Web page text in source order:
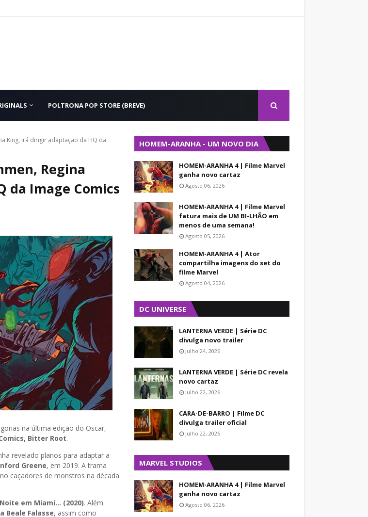
POLTRONA POP STORE (BREVE)
King, irá dirigir adaptação da HQ da
Regina
da Image Comics
na última edição do Oscar,
Bitter Root.
revelado planos para adaptar a
Greene, em 2019. A trama
caçadores de monstros na década
em Miami... (2020). Além
Beale Falasse, assim como
HOMEM-ARANHA - UM NOVO DIA
HOMEM-ARANHA 4 | Filme Marvel
ganha novo cartaz
Agosto 06, 2026
HOMEM-ARANHA 4 | Filme Marvel
fatura mais de UM BI-LHÃO em
menos de uma semana!
Agosto 05, 2026
HOMEM-ARANHA 4 | Ator
compartilha imagens do set do
filme Marvel
Agosto 04, 2026
DC UNIVERSE
LANTERNA VERDE | Série DC
divulga novo trailer
Julho 24, 2026
LANTERNA VERDE | Série DC revela
novo cartaz
Julho 22, 2026
CARA-DE-BARRO | Filme DC
divulga trailer oficial
Julho 22, 2026
MARVEL STUDIOS
HOMEM-ARANHA 4 | Filme Marvel
ganha novo cartaz
Agosto 06, 2026